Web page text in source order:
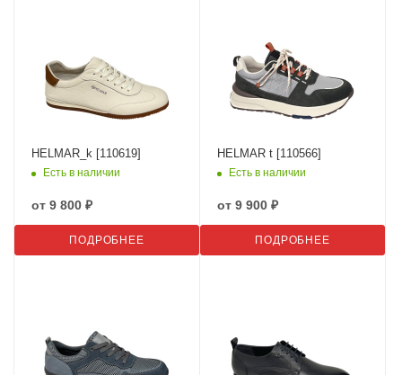
HELMAR_k [110619]
Есть в наличии
от 9 800 ₽
ПОДРОБНЕЕ
HELMAR t [110566]
Есть в наличии
от 9 900 ₽
ПОДРОБНЕЕ